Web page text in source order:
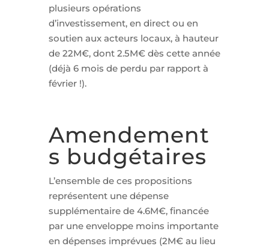
plusieurs opérations
d’investissement, en direct ou en
soutien aux acteurs locaux, à hauteur
de 22M€, dont 2.5M€ dès cette année
(déjà 6 mois de perdu par rapport à
février !).
Amendement
s budgétaires
L’ensemble de ces propositions
représentent une dépense
supplémentaire de 4.6M€, financée
par une enveloppe moins importante
en dépenses imprévues (2M€ au lieu